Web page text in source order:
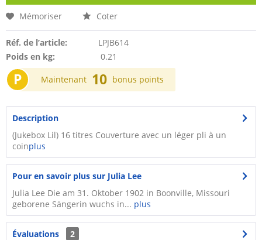
Mémoriser Coter
Réf. de l’article:
LPJB614
Poids en kg:
0.21
P Maintenant 10 bonus points
Description
(Jukebox Lil) 16 titres Couverture avec un léger pli à un
coinplus
Pour en savoir plus sur Julia Lee
Julia Lee Die am 31. Oktober 1902 in Boonville, Missouri
geborene Sängerin wuchs in... plus
Évaluations
2